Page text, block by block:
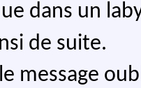
dans un
de suite.
message